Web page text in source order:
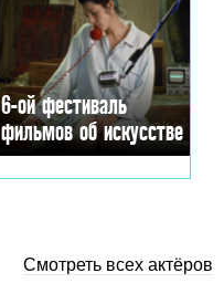
6-ой фестиваль
фильмов об искусстве
Смотреть всех актёров